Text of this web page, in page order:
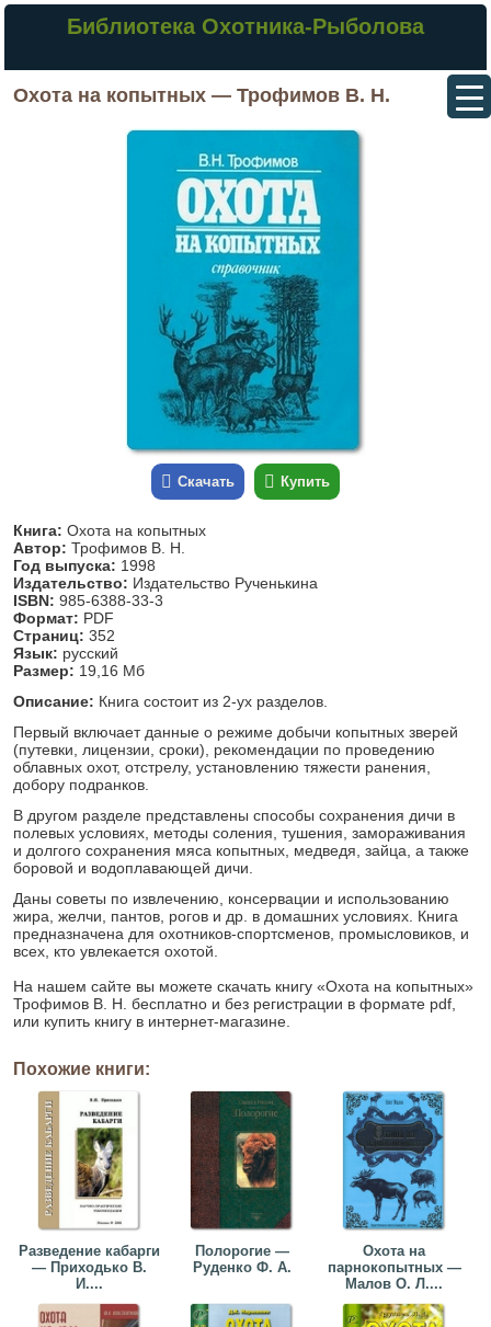
Библиотека Охотника-Рыболова
Охота на копытных — Трофимов В. Н.
Скачать Купить
Книга: Охота на копытных
Автор: Трофимов В. Н.
Год выпуска: 1998
Издательство: Издательство Рученькина
ISBN: 985-6388-33-3
Формат: PDF
Страниц: 352
Язык: русский
Размер: 19,16 Мб
Описание: Книга состоит из 2-ух разделов.
Первый включает данные о режиме добычи копытных зверей
(путевки, лицензии, сроки), рекомендации по проведению
облавных охот, отстрелу, установлению тяжести ранения,
добору подранков.
В другом разделе представлены способы сохранения дичи в
полевых условиях, методы соления, тушения, замораживания
и долгого сохранения мяса копытных, медведя, зайца, а также
боровой и водоплавающей дичи.
Даны советы по извлечению, консервации и использованию
жира, желчи, пантов, рогов и др. в домашних условиях. Книга
предназначена для охотников-спортсменов, промысловиков, и
всех, кто увлекается охотой.
На нашем сайте вы можете скачать книгу «Охота на копытных»
Трофимов В. Н. бесплатно и без регистрации в формате pdf,
или купить книгу в интернет-магазине.
Похожие книги:
Разведение кабарги
— Приходько В.
И....
Полорогие —
Руденко Ф. А.
Охота на
парнокопытных —
Малов О. Л....